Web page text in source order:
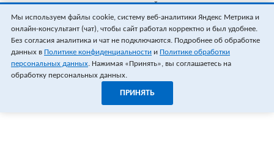
характеристики товара на сайте производителя.
Указанные цены не являются публичной офертой (ст.435 ГК РФ).
Стоимость и наличие товара уточняйте у менеджера.
Мы используем файлы cookie, систему веб-аналитики Яндекс Метрика и
онлайн-консультант (чат), чтобы сайт работал корректно и был удобнее.
Без согласия аналитика и чат не подключаются. Подробнее об обработке
данных в Политике конфиденциальности и Политике обработки
персональных данных. Нажимая «Принять», вы соглашаетесь на
обработку персональных данных.
ПРИНЯТЬ